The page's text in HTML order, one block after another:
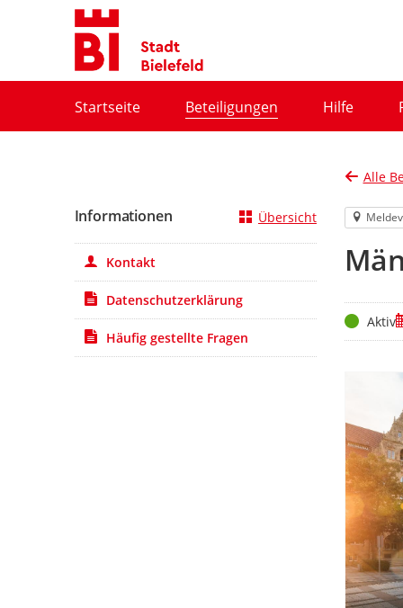
Startseite Beteiligungen Hilfe
Alle
StatusAktiv
Informationen Übersicht
Kontakt
Datenschutzerklärung
Häufig gestellte Fragen